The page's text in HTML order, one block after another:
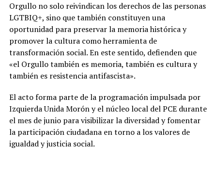
Orgullo no solo reivindican los derechos de las personas
LGTBIQ+, sino que también constituyen una
oportunidad para preservar la memoria histórica y
promover la cultura como herramienta de
transformación social. En este sentido, defienden que
«el Orgullo también es memoria, también es cultura y
también es resistencia antifascista».
El acto forma parte de la programación impulsada por
Izquierda Unida Morón y el núcleo local del PCE durante
el mes de junio para visibilizar la diversidad y fomentar
la participación ciudadana en torno a los valores de
igualdad y justicia social.